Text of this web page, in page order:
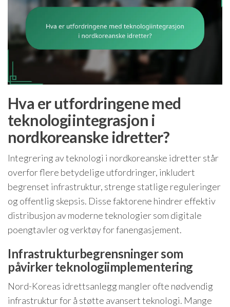
Hva er utfordringene med
teknologiintegrasjon i
nordkoreanske idretter?
Integrering av teknologi i nordkoreanske idretter står
overfor flere betydelige utfordringer, inkludert
begrenset infrastruktur, strenge statlige reguleringer
og offentlig skepsis. Disse faktorene hindrer effektiv
distribusjon av moderne teknologier som digitale
poengtavler og verktøy for fanengasjement.
Infrastrukturbegrensninger som
påvirker teknologiimplementering
Nord-Koreas idrettsanlegg mangler ofte nødvendig
infrastruktur for å støtte avansert teknologi. Mange